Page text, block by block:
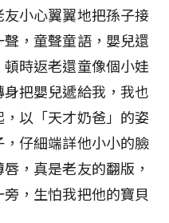
小心翼翼地把孫子接
，童聲童語，嬰兒還
時返老還童像個小娃
把嬰兒遞給我，我也
以「天才奶爸」的姿
仔細端詳他小小的臉
，真是老友的翻版，
，生怕我把他的寶貝